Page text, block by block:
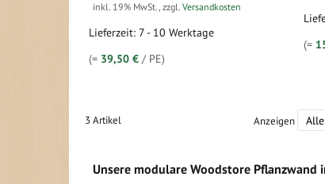
inkl. 19% MwSt., zzgl. Versandkosten
Lieferzeit: 7 - 10 Werktage
(= 39,50 € / PE)
(=
3 Artikel Anzeigen
Unsere modulare Woodstore